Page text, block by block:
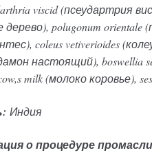
viscid (псеудартрия
дерево), polugonum orientale
coleus vetiverioides
настоящий), boswellia
milk (молоко коровье),
Индия
о процедуре